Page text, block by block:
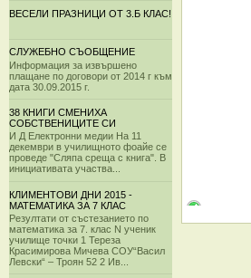
ВЕСЕЛИ ПРАЗНИЦИ ОТ 3.Б КЛАС!
СЛУЖЕБНО СЪОБЩЕНИЕ
Информация за извършено
плащане по договори от 2014 г към
дата 30.09.2015 г.
38 КНИГИ СМЕНИХА
СОБСТВЕНИЦИТЕ СИ
И Д Електронни медии На 11
декември в училищното фоайе се
проведе "Сляпа среща с книга". В
инициативата участва...
КЛИМЕНТОВИ ДНИ 2015 -
МАТЕМАТИКА ЗА 7 КЛАС
Резултати от състезанието по
математика за 7. клас N ученик
училище точки 1 Тереза
Красимирова Мичева СОУ“Васил
Левски“ – Троян 52 2 Ив...